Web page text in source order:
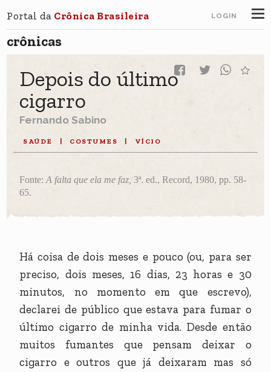
Portal da Crônica Brasileira LOGIN
crônicas
Depois do último
cigarro
Fernando Sabino
SAÚDE COSTUMES VÍCIO
Fonte: A falta que ela me faz, 3ª. ed., Record, 1980, pp. 58-
65.
Há coisa de dois meses e pouco (ou, para ser
preciso, dois meses, 16 dias, 23 horas e 30
minutos, no momento em que escrevo),
declarei de público que estava para fumar o
último cigarro de minha vida. Desde então
muitos fumantes que pensam deixar o
cigarro e outros que já deixaram mas só